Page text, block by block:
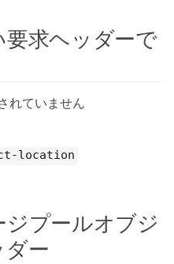
求ヘッダーで
れていません
location
プールオブジ
ダー